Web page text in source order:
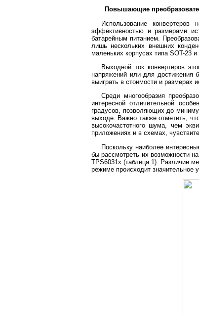
Повышающие
Использование
эффективностью и размерами
батарейным питанием.
лишь нескольких внешних
маленьких корпусах типа SOT-23
Выходной ток конвертеров
напряжений или для достижения
выиграть в стоимости и размерах
Среди многообразия
интересной отличительной
градусов, позволяющих до
выходе. Важно также отметить,
высокочастотного шума, чем
приложениях и в схемах,
Поскольку наиболее
бы рассмотреть их возможности
TPS6031x (таблица 1). Различие
режиме происходит значительное